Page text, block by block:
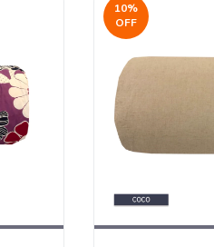
10%
OFF